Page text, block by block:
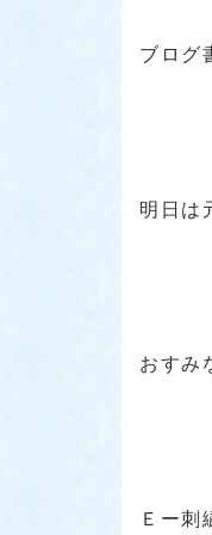
ブログ
明日は
おすみ
Ｅー